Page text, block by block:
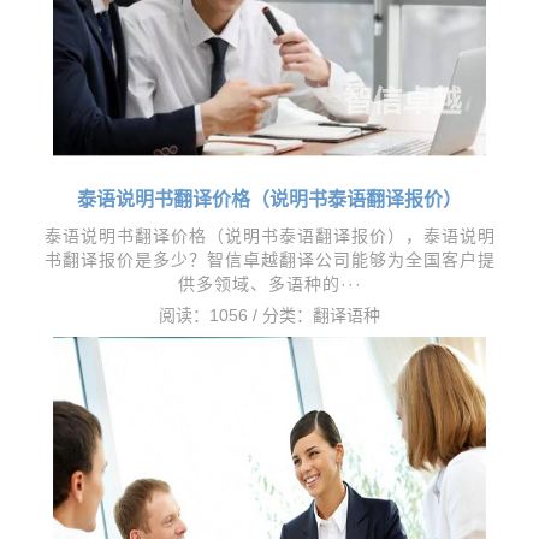
泰语说明书翻译价格（说明书泰语翻译报价）
泰语说明书翻译价格（说明书泰语翻译报价），​泰语说明
书翻译报价是多少？智信卓越翻译公司能够为全国客户提
供多领域、多语种的···
阅读：1056 / 分类： 翻译语种